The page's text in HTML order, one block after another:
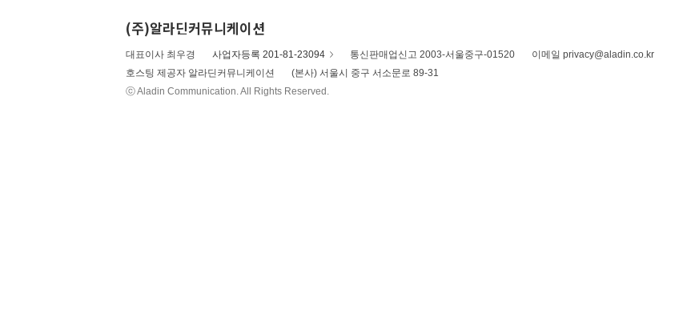
(주)알라딘커뮤니케이션
대표이사 최우경 사업자등록 201-81-23094 통신판매업신고 2003-서울중구-01520
이메일 privacy@aladin.co.kr
호스팅 제공자 알라딘커뮤니케이션
(본사) 서울시 중구 서소문로 89-31
ⓒ Aladin Communication. All Rights Reserved.